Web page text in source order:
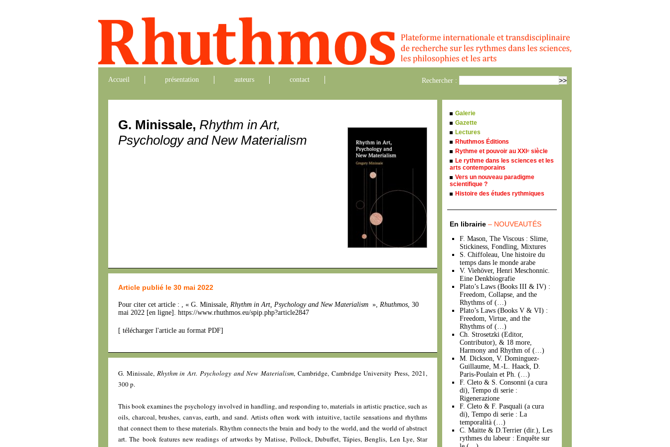
Accueil présentation auteurs contact Rechercher :
G. Minissale, Rhythm in Art,
Psychology and New Materialism
Article publié le 30 mai 2022
Pour citer cet article : , « G. Minissale, Rhythm in Art, Psychology and New Materialism », Rhuthmos, 30
mai 2022 [en ligne]. https://www.rhuthmos.eu/spip.php?article2847
[ télécharger l'article au format PDF]
G. Minissale, Rhythm in Art. Psychology and New Materialism, Cambridge, Cambridge University Press, 2021,
300 p.
This book examines the psychology involved in handling, and responding to, materials in artistic practice, such as
oils, charcoal, brushes, canvas, earth, and sand. Artists often work with intuitive, tactile sensations and rhythms
that connect them to these materials. Rhythm connects the brain and body to the world, and the world of abstract
art. The book features new readings of artworks by Matisse, Pollock, Dubuffet, Tápies, Benglis, Len Lye, Star
Galerie
Gazette
Lectures
Rhuthmos Éditions
Rythme et pouvoir au XXI e siècle
Le rythme dans les sciences et les
arts contemporains
Vers un nouveau paradigme
scientifique ?
Histoire des études rythmiques
En librairie – NOUVEAUTÉS
F. Mason, The Viscous : Slime,
Stickiness, Fondling, Mixtures
S. Chiffoleau, Une histoire du
temps dans le monde arabe
V. Viehöver, Henri Meschonnic.
Eine Denkbiografie
Plato’s Laws (Books III & IV) :
Freedom, Collapse, and the
Rhythms of (…)
Plato’s Laws (Books V & VI) :
Freedom, Virtue, and the
Rhythms of (…)
Ch. Strosetzki (Editor,
Contributor), & 18 more,
Harmony and Rhythm of (…)
M. Dickson, V. Dominguez-
Guillaume, M.-L. Haack, D.
Paris-Poulain et Ph. (…)
F. Cleto & S. Consonni (a cura
di), Tempo di serie :
Rigenerazione
F. Cleto & F. Pasquali (a cura
di), Tempo di serie : La
temporalità (…)
C. Maitte & D.Terrier (dir.), Les
rythmes du labeur : Enquête sur